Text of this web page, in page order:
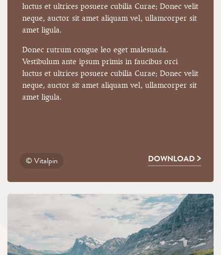
luctus et ultrices posuere cubilia Curae; Donec velit
neque, auctor sit amet aliquam vel, ullamcorper sit
amet ligula.
Donec rutrum congue leo eget malesuada.
Vestibulum ante ipsum primis in faucibus orci
luctus et ultrices posuere cubilia Curae; Donec velit
neque, auctor sit amet aliquam vel, ullamcorper sit
amet ligula.
© Vitalpin DOWNLOAD